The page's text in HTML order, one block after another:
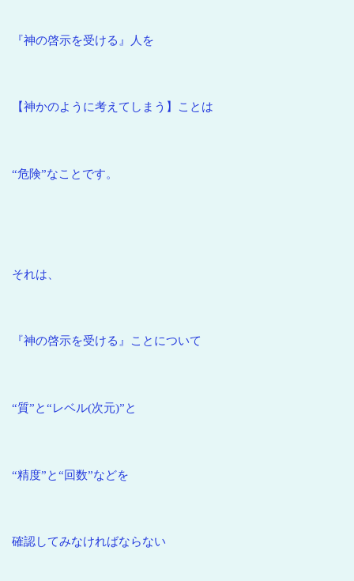
『神の啓示を受ける』人を
【神かのように考えてしまう】ことは
“危険”なことです。
それは、
『神の啓示を受ける』ことについて
“質”と“レベル(次元)”と
“精度”と“回数”などを
確認してみなければならない